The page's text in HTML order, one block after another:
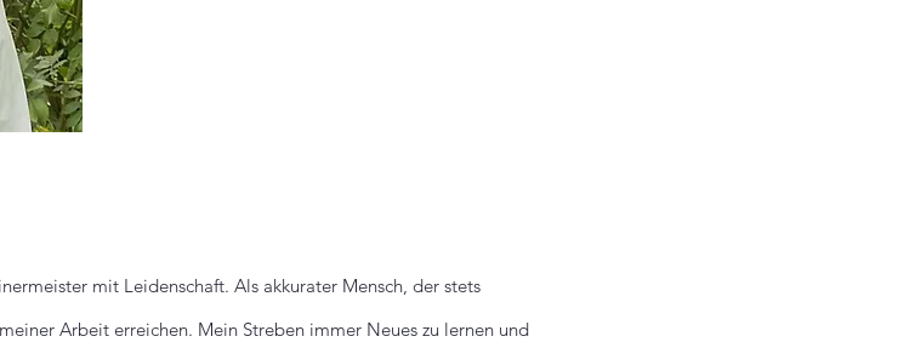
mit Leidenschaft. Als akkurater Mensch, der stets
Arbeit erreichen. Mein Streben immer Neues zu lernen und